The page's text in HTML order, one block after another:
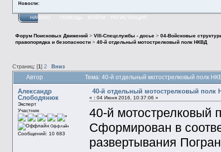
Новости:
НАЧАЛО ПОМОЩЬ ВОЙТИ РЕГИСТРАЦИЯ
Форум Поисковых Движений> VIII-Спецслужбы - досье> 04-Войсковые
правопорядка и безопасности> 40-й отдельный мотострелковый полк НКВД
Страниц: [1 ] 2 Вниз
Автор Тема: 40-й отдельный мотострелковый полк
Александр
Слободянюк
Эксперт
Участник
Оффлайн
Сообщений: 10 683
40-й отдельный мотострелковый полк
« :04 Июня 2016, 10:37:06 »
40-й
Сформирован в
развертывания